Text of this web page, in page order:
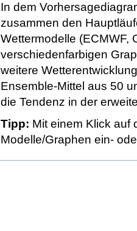
In dem
zusammen den
Wettermodelle (ECMWF,
verschiedenfarbigen
weitere
Ensemble-Mittel aus 50
die Tendenz in der
Tipp: Mit einem Klick auf
Modelle/Graphen ein-